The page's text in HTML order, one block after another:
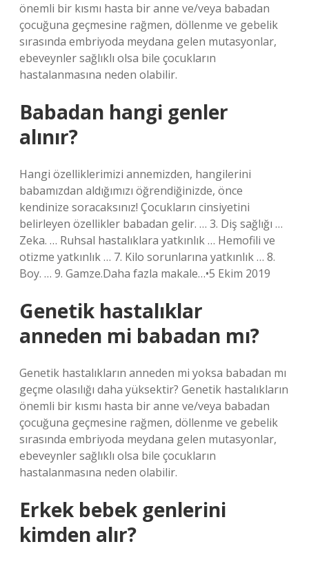
önemli bir kısmı hasta bir anne ve/veya babadan
çocuğuna geçmesine rağmen, döllenme ve gebelik
sırasında embriyoda meydana gelen mutasyonlar,
ebeveynler sağlıklı olsa bile çocukların
hastalanmasına neden olabilir.
Babadan hangi genler
alınır?
Hangi özelliklerimizi annemizden, hangilerini
babamızdan aldığımızı öğrendiğinizde, önce
kendinize soracaksınız! Çocukların cinsiyetini
belirleyen özellikler babadan gelir. … 3. Diş sağlığı …
Zeka. … Ruhsal hastalıklara yatkınlık … Hemofili ve
otizme yatkınlık … 7. Kilo sorunlarına yatkınlık … 8.
Boy. … 9. Gamze.Daha fazla makale…•5 Ekim 2019
Genetik hastalıklar
anneden mi babadan mı?
Genetik hastalıkların anneden mi yoksa babadan mı
geçme olasılığı daha yüksektir? Genetik hastalıkların
önemli bir kısmı hasta bir anne ve/veya babadan
çocuğuna geçmesine rağmen, döllenme ve gebelik
sırasında embriyoda meydana gelen mutasyonlar,
ebeveynler sağlıklı olsa bile çocukların
hastalanmasına neden olabilir.
Erkek bebek genlerini
kimden alır?